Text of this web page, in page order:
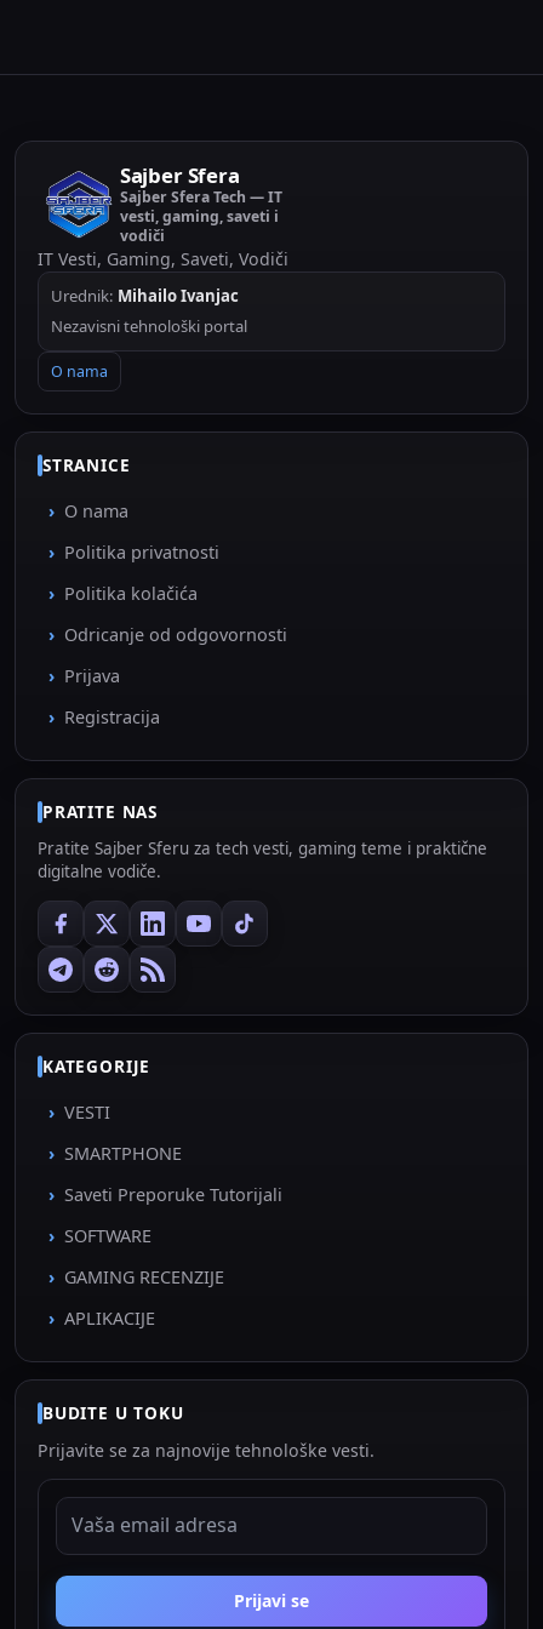
Sajber Sfera
Sajber Sfera Tech — IT
vesti, gaming, saveti i
vodiči
IT Vesti, Gaming, Saveti, Vodiči
Urednik: Mihailo Ivanjac
Nezavisni tehnološki portal
O nama
STRANICE
O nama
Politika privatnosti
Politika kolačića
Odricanje od odgovornosti
Prijava
Registracija
PRATITE NAS
Pratite Sajber Sferu za tech vesti, gaming teme i praktične
digitalne vodiče.
KATEGORIJE
VESTI
SMARTPHONE
Saveti Preporuke Tutorijali
SOFTWARE
GAMING RECENZIJE
APLIKACIJE
BUDITE U TOKU
Prijavite se za najnovije tehnološke vesti.
EMAIL ADRESA
Prijavi se